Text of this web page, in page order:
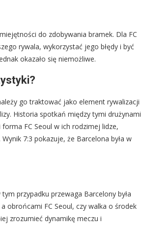
do zdobywania bramek. Dla FC
rywala, wykorzystać jego błędy i być
okazało się niemożliwe.
go traktować jako element rywalizacji
Historia spotkań między tymi drużynami
FC Seoul w ich rodzimej lidze,
7:3 pokazuje, że Barcelona była w
przypadku przewaga Barcelony była
obrońcami FC Seoul, czy walka o środek
zrozumieć dynamikę meczu i